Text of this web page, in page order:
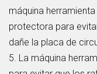
máquina
protectora para
dañe la placa de
5. La máquina